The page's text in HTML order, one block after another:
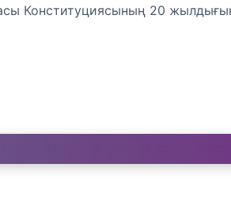
Конституциясының 20